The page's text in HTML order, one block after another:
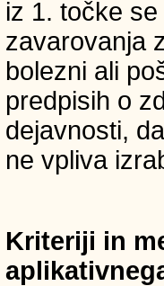
iz 1. točke
zavarovanja
bolezni ali
predpisih o
dejavnosti,
ne vpliva
Kriteriji in